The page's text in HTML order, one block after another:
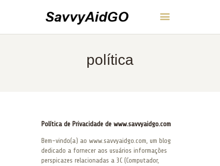
política
SavvyAidGO
PORTUGUÊS
Política de Privacidade de www.savvyaidgo.com
Bem-vindo(a) ao www.savvyaidgo.com, um blog
dedicado a fornecer aos usuários informações
perspicazes relacionadas a 3C (Computador,